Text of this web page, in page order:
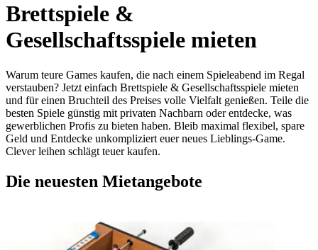
Brettspiele &
Gesellschaftsspiele mieten
Warum teure Games kaufen, die nach einem Spieleabend im Regal
verstauben? Jetzt einfach Brettspiele & Gesellschaftsspiele mieten
und für einen Bruchteil des Preises volle Vielfalt genießen. Teile die
besten Spiele günstig mit privaten Nachbarn oder entdecke, was
gewerblichen Profis zu bieten haben. Bleib maximal flexibel, spare
Geld und Entdecke unkompliziert euer neues Lieblings-Game.
Clever leihen schlägt teuer kaufen.
Die neuesten Mietangebote